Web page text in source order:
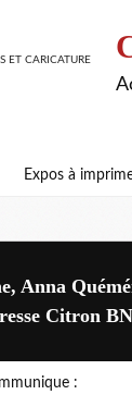
Expos à
Anna
Citron
: